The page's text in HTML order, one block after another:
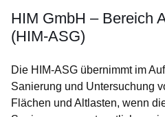
HIM GmbH – Bereich
(HIM-ASG)
Die HIM-ASG übernimmt im
Sanierung und Untersuchung
Flächen und Altlasten, wenn